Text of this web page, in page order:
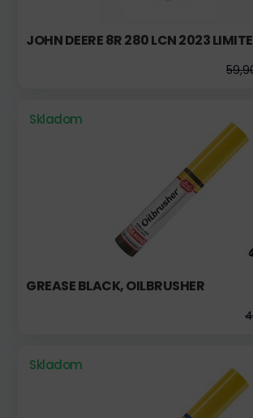
JOHN DEERE 8R 280 LCN 2023
Skladom
GREASE BLACK, OILBRUSHER
Skladom